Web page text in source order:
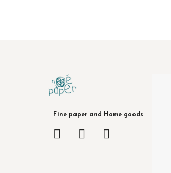
Fine paper and Home goods